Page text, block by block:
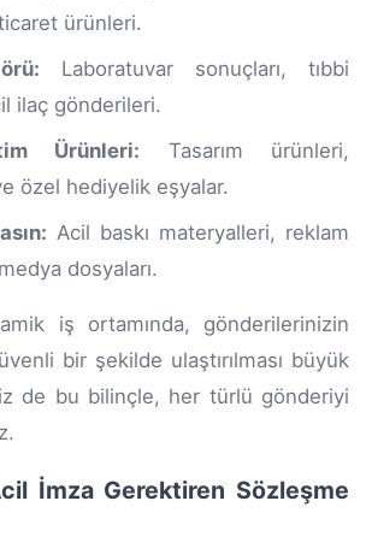
ürünleri.
Laboratuvar sonuçları, tıbbi
ilaç gönderileri.
Ürünleri: Tasarım ürünleri,
özel hediyelik eşyalar.
Acil baskı materyalleri, reklam
dosyaları.
iş ortamında, gönderilerinizin
bir şekilde ulaştırılması büyük
de bu bilinçle, her türlü gönderiyi
İmza Gerektiren Sözleşme